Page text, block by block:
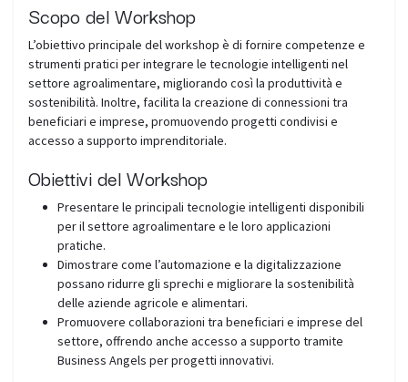
Scopo del Workshop
L’obiettivo principale del workshop è di fornire competenze e
strumenti pratici per integrare le tecnologie intelligenti nel
settore agroalimentare, migliorando così la produttività e
sostenibilità. Inoltre, facilita la creazione di connessioni tra
beneficiari e imprese, promuovendo progetti condivisi e
accesso a supporto imprenditoriale.
Obiettivi del Workshop
Presentare le principali tecnologie intelligenti disponibili
per il settore agroalimentare e le loro applicazioni
pratiche.
Dimostrare come l’automazione e la digitalizzazione
possano ridurre gli sprechi e migliorare la sostenibilità
delle aziende agricole e alimentari.
Promuovere collaborazioni tra beneficiari e imprese del
settore, offrendo anche accesso a supporto tramite
Business Angels per progetti innovativi.